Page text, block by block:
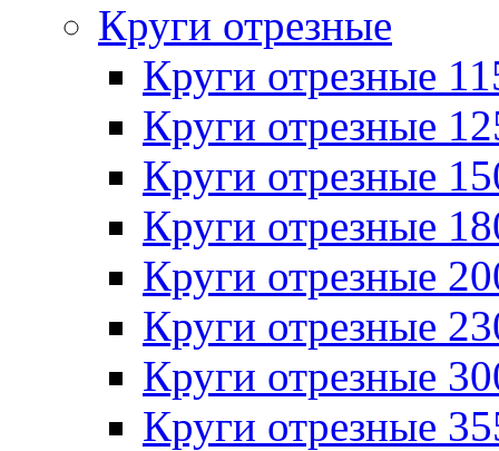
Круги отрезные
Круги отрезные
Круги отрезные
Круги отрезные
Круги отрезные
Круги отрезные
Круги отрезные
Круги отрезные
Круги отрезные